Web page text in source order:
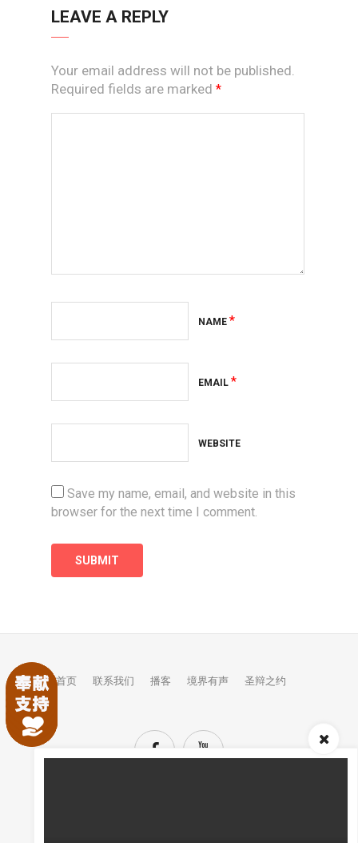
LEAVE A REPLY
Your email address will not be published.
Required fields are marked *
NAME *
EMAIL *
WEBSITE
Save my name, email, and website in this
browser for the next time I comment.
首页 联系我们 播客 境界有声 圣辩之约